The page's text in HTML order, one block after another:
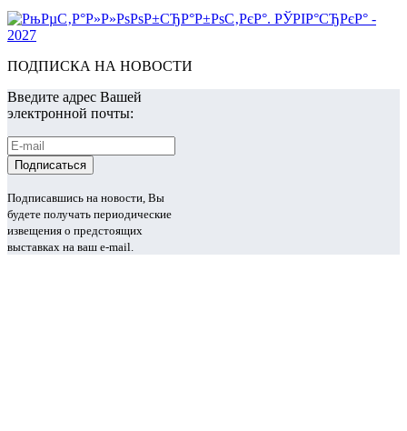
ПОДПИСКА НА НОВОСТИ
Введите адрес Вашей
электронной почты:
Подписавшись на новости, Вы
будете получать периодические
извещения о предстоящих
выставках на ваш e-mail.